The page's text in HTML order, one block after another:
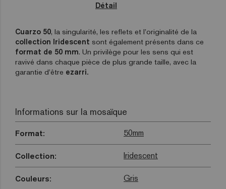
Détail
Cuarzo 50, la singularité, les reflets et l’originalité de la
collection Iridescent sont également présents dans ce
format de 50 mm. Un privilège pour les sens qui est
ravivé dans chaque pièce de plus grande taille, avec la
garantie d’être ezarri.
Informations sur la mosaïque
Format: 50mm
Collection: Iridescent
Couleurs: Gris